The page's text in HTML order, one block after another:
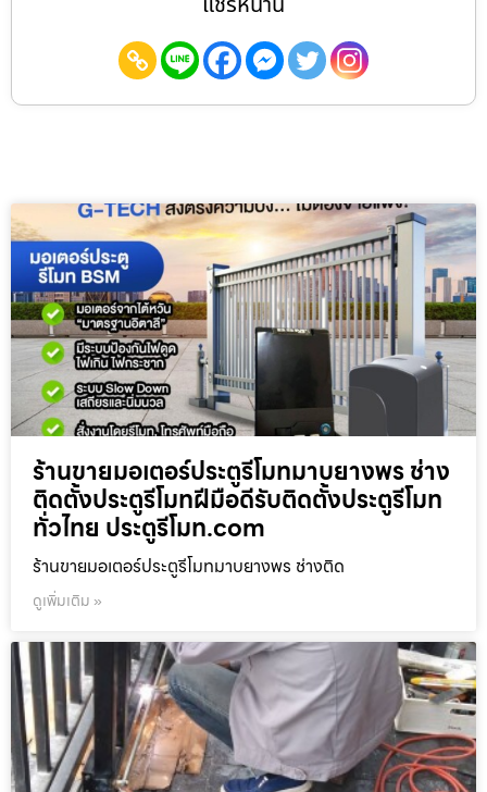
ร้านขายมอเตอร์ประตูรีโมทมาบยางพร ช่าง
ติดตั้งประตูรีโมทฝีมือดีรับติดตั้งประตูรีโมท
ทั่วไทย ประตูรีโมท.com
ร้านขายมอเตอร์ประตูรีโมทมาบยางพร ช่างติด
ดูเพิ่มเติม »